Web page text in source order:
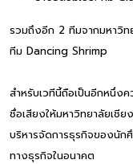
รวมถึงอีก 2 ทีมจากมหาวิ
ทีม Dancing Shrimp
สำหรับเวทีนี้ถือเป็นอีกหนึ่ง
ชื่อเสียงให้มหาวิทยาลัยเชีย
บริหารจัดการธุรกิจของนัก
ทางธุรกิจในอนาคต